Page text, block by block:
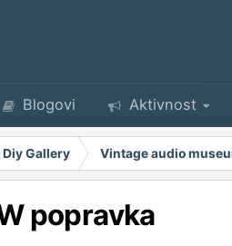
Blogovi Aktivnost
Gallery Vintage audio
popravka